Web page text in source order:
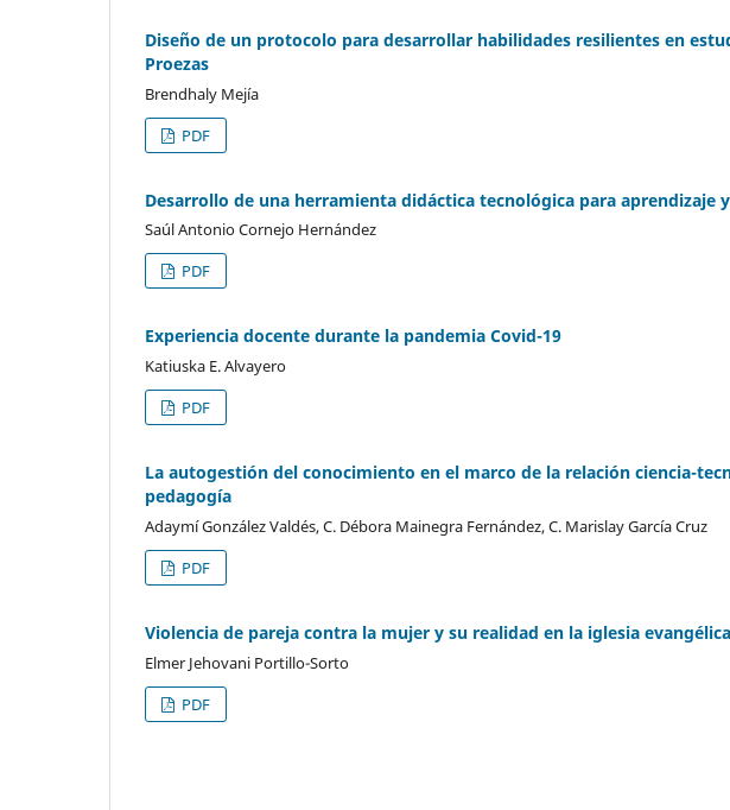
Diseño de un protocolo para desarrollar habilidades resilientes en
Proezas
Brendhaly Mejía
PDF
Desarrollo de una herramienta didáctica tecnológica para
Saúl Antonio Cornejo Hernández
PDF
Experiencia docente durante la pandemia Covid-19
Katiuska E. Alvayero
PDF
La autogestión del conocimiento en el marco de la relación ciencia-
pedagogía
Adaymí González Valdés, C. Débora Mainegra Fernández, C. Marislay García Cruz
PDF
Violencia de pareja contra la mujer y su realidad en la iglesia
Elmer Jehovani Portillo-Sorto
PDF